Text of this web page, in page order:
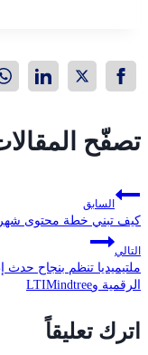
تصفّح
السابق
كيف تبني خطة محتوى
التالي
الرقمية وLTIMindtree
اترك تعليقاً